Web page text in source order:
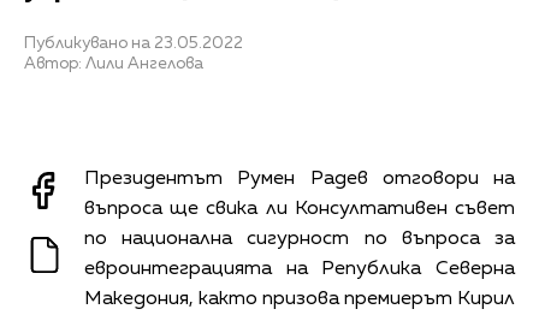
Публикувано на 23.05.2022
Автор: Лили Ангелова
Президентът Румен Радев отговори на
въпроса ще свика ли Консултативен съвет
по национална сигурност по въпроса за
евроинтеграцията на Република Северна
Македония, както призова премиерът Кирил